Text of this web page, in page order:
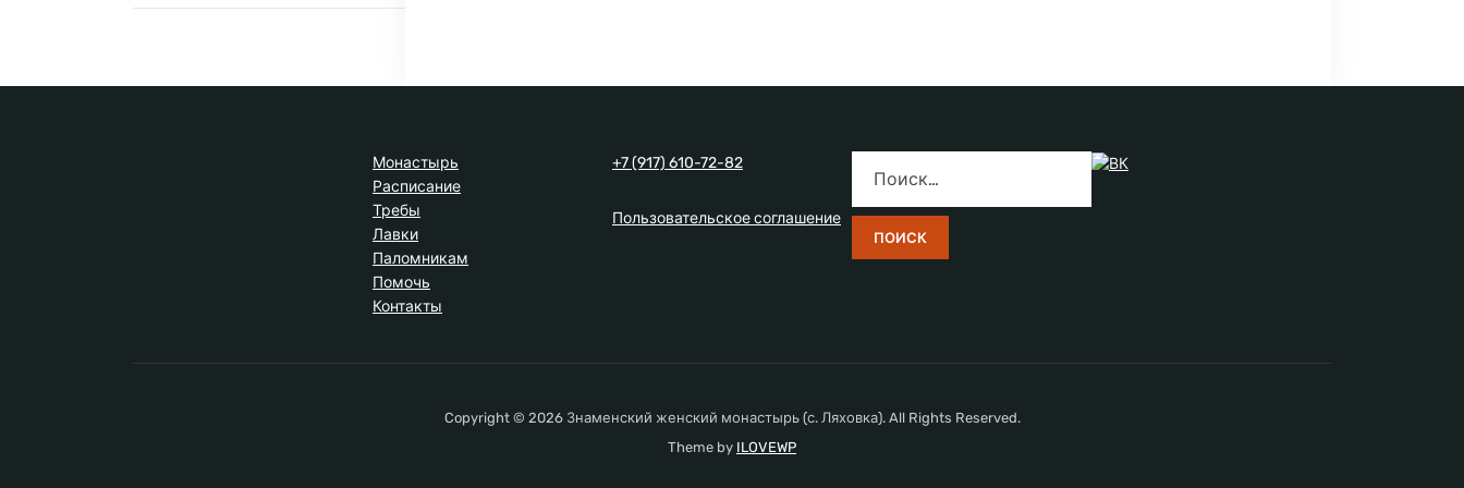
Монастырь
Расписание
Требы
Лавки
Паломникам
Помочь
Контакты
+7 (917) 610-72-82
Пользовательское соглашение
Copyright © 2026 Знаменский женский монастырь (с. Ляховка). All Rights Reserved.
Theme by ILOVEWP